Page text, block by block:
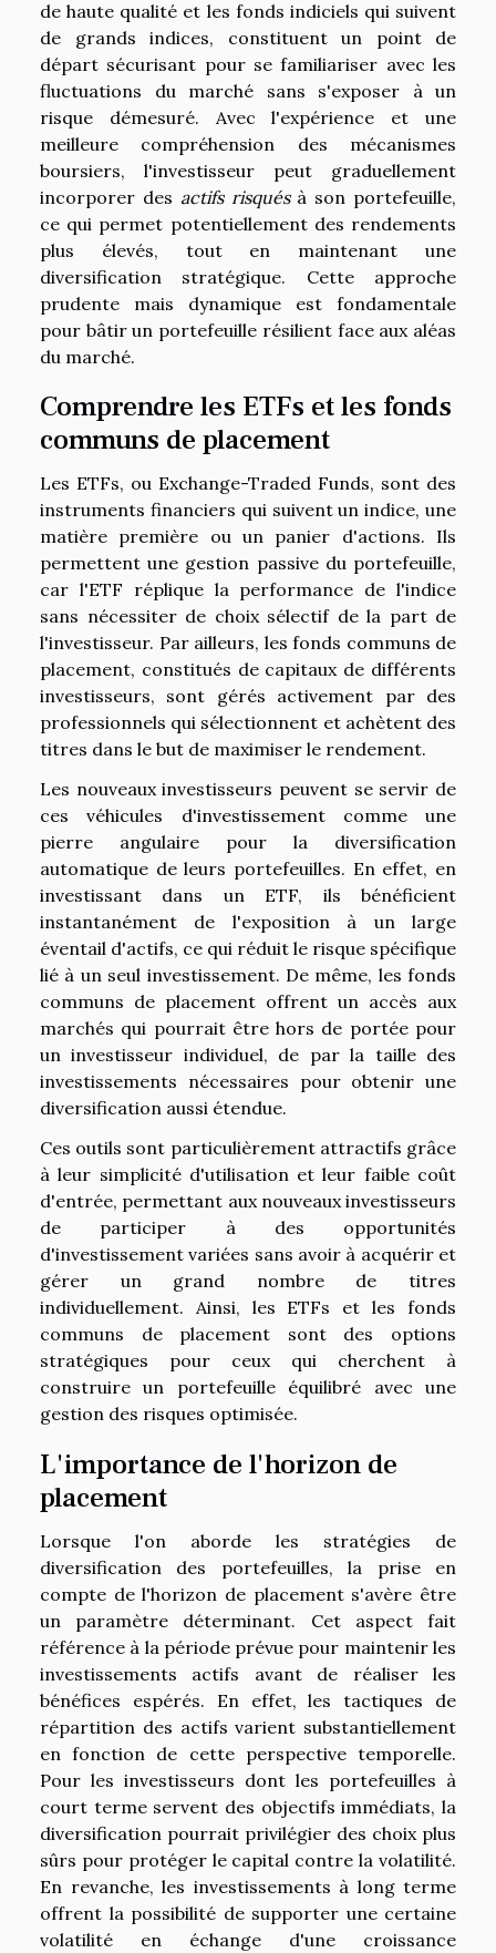
de haute qualité et les fonds indiciels qui suivent
de grands indices, constituent un point de
départ sécurisant pour se familiariser avec les
fluctuations du marché sans s'exposer à un
risque démesuré. Avec l'expérience et une
meilleure compréhension des mécanismes
boursiers, l'investisseur peut graduellement
incorporer des actifs risquésà son portefeuille,
ce qui permet potentiellement des rendements
plus élevés, tout en maintenant une
diversification stratégique. Cette approche
prudente mais dynamique est fondamentale
pour bâtir un portefeuille résilient face aux aléas
du marché.
Comprendre les ETFs et les fonds
communs de placement
Les ETFs, ou Exchange-Traded Funds, sont des
instruments financiers qui suivent un indice, une
matière première ou un panier d'actions. Ils
permettent une gestion passive du portefeuille,
car l'ETF réplique la performance de l'indice
sans nécessiter de choix sélectif de la part de
l'investisseur. Par ailleurs, les fonds communs de
placement, constitués de capitaux de différents
investisseurs, sont gérés activement par des
professionnels qui sélectionnent et achètent des
titres dans le but de maximiser le rendement.
Les nouveaux investisseurs peuvent se servir de
ces véhicules d'investissement comme une
pierre angulaire pour la diversification
automatique de leurs portefeuilles. En effet, en
investissant dans un ETF, ils bénéficient
instantanément de l'exposition à un large
éventail d'actifs, ce qui réduit le risque spécifique
lié à un seul investissement. De même, les fonds
communs de placement offrent un accès aux
marchés qui pourrait être hors de portée pour
un investisseur individuel, de par la taille des
investissements nécessaires pour obtenir une
diversification aussi étendue.
Ces outils sont particulièrement attractifs grâce
à leur simplicité d'utilisation et leur faible coût
d'entrée, permettant aux nouveaux investisseurs
de participer à des opportunités
d'investissement variées sans avoir à acquérir et
gérer un grand nombre de titres
individuellement. Ainsi, les ETFs et les fonds
communs de placement sont des options
stratégiques pour ceux qui cherchent à
construire un portefeuille équilibré avec une
gestion des risques optimisée.
L'importance de l'horizon de
placement
Lorsque l'on aborde les stratégies de
diversification des portefeuilles, la prise en
compte de l'horizon de placement s'avère être
un paramètre déterminant. Cet aspect fait
référence à la période prévue pour maintenir les
investissements actifs avant de réaliser les
bénéfices espérés. En effet, les tactiques de
répartition des actifs varient substantiellement
en fonction de cette perspective temporelle.
Pour les investisseurs dont les portefeuilles à
court terme servent des objectifs immédiats, la
diversification pourrait privilégier des choix plus
sûrs pour protéger le capital contre la volatilité.
En revanche, les investissements à long terme
offrent la possibilité de supporter une certaine
volatilité en échange d'une croissance